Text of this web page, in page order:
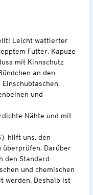
Leicht wattierter
Futter, Kapuze
mit Kinnschutz
an den
und
Nähte und mit
hilft uns, den
überprüfen. Darüber
den Standard
und chemischen
werden. Deshalb ist